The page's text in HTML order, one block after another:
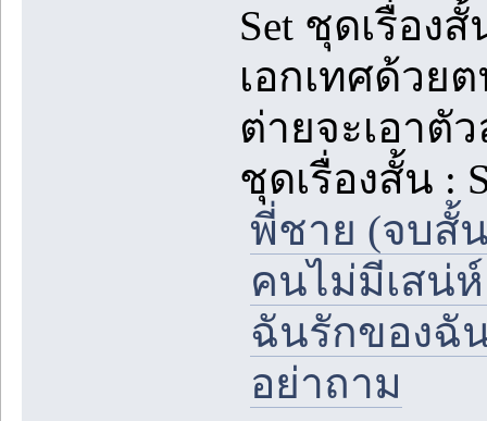
Set ชุดเรื่อง
เอกเทศด้วย
ต่ายจะเอาตั
ชุดเรื่องสั้น :
พี่ชาย (จบสั้
คนไม่มีเสน่
ฉันรักของฉั
อย่าถาม